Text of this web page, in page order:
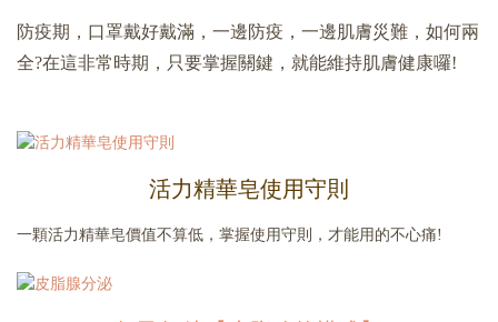
防疫期，口罩戴好戴滿，一邊防疫，一邊肌膚災難，如何兩
全?在這非常時期，只要掌握關鍵，就能維持肌膚健康囉!
活力精華皂使用守則
一顆活力精華皂價值不算低，掌握使用守則，才能用的不心痛!